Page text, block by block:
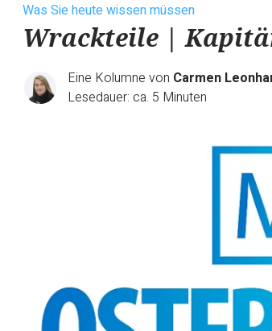
Was Sie heute wissen müssen
Wrackteile |
Eine Kolumne von Carmen
Lesedauer: ca. 5 Minuten